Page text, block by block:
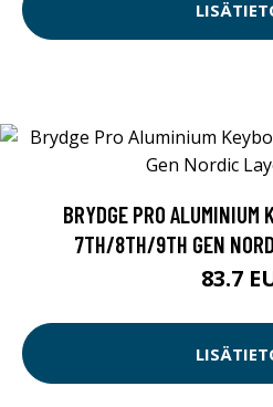
BRYDGE PRO ALUMINIUM
7TH/8TH/9TH GEN
83.7